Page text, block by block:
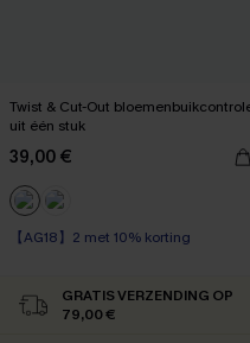
Twist & Cut-Out
uit één stuk
39,00 €
【AG18】2 met 10% korting
【AG18】2 met 10% korting
GRATIS VERZENDING OP
79,00 €